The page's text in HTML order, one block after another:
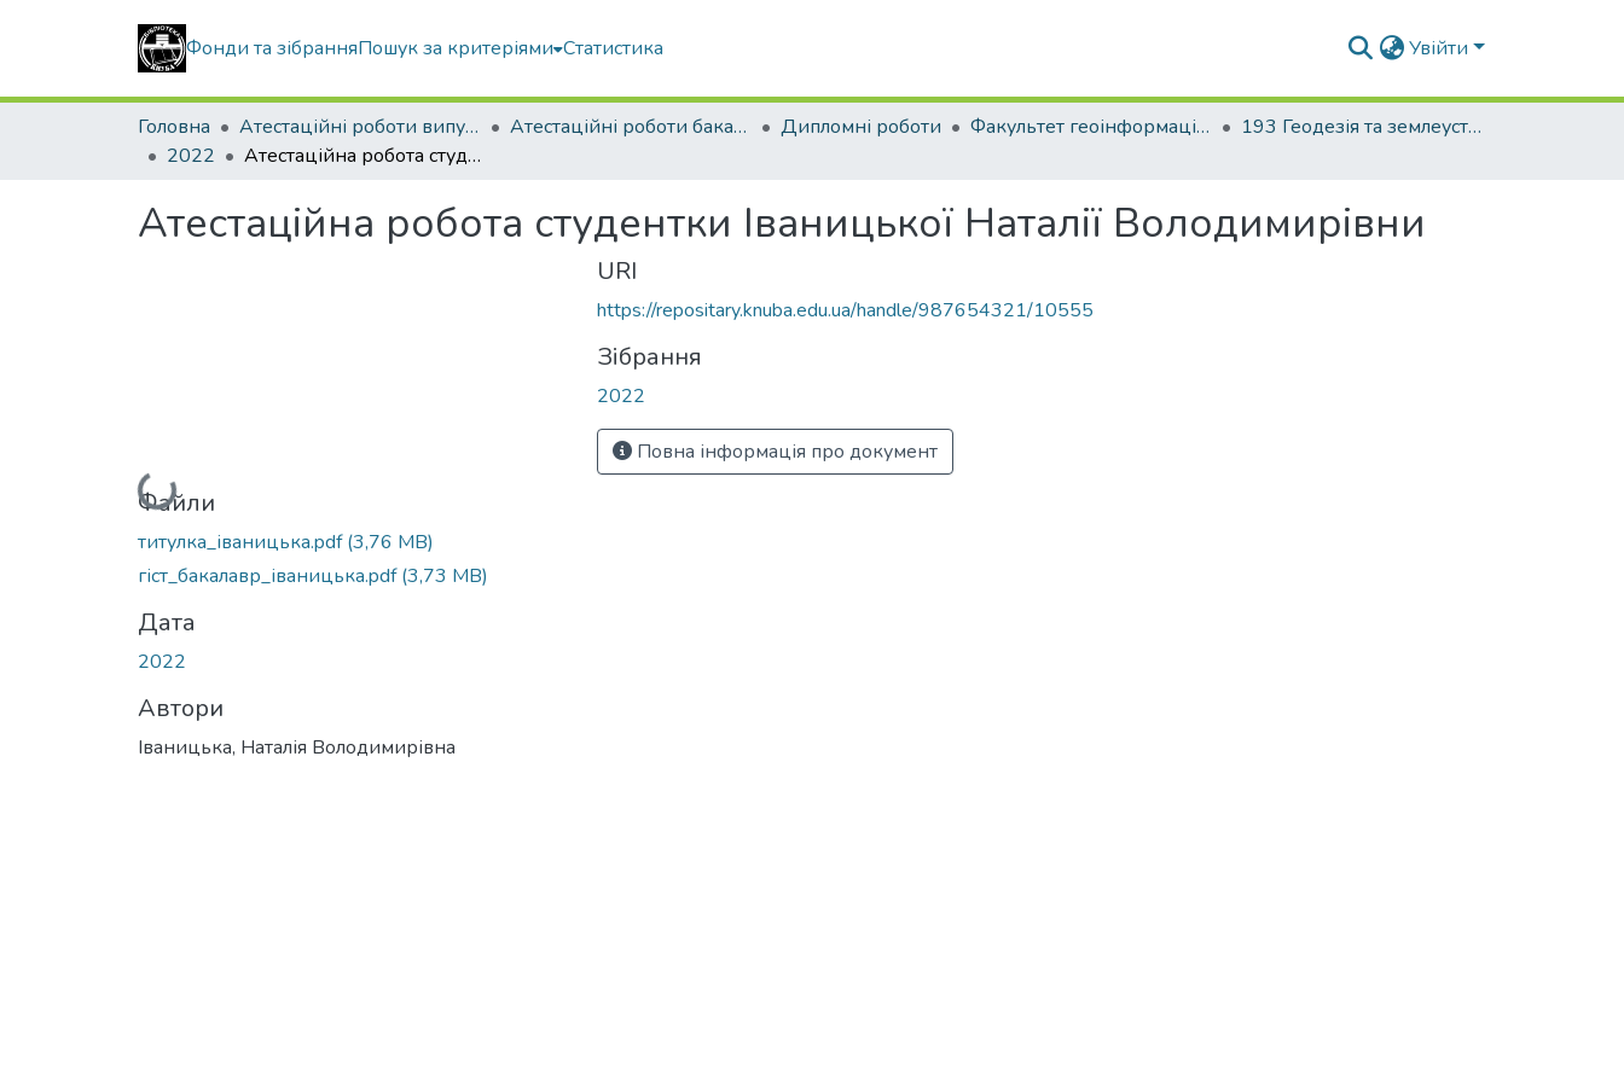
Фонди та зібранняПошук за критеріями Статистика Увійти
Головна Атестаційні роботи випускників Атестаційні роботи бакалаврів Дипломні роботи Факультет геоінформаційних систем та управління територіями
193 Геодезія та землеустрій. Геоінформаційні системи і технології
2022
Атестаційна робота студентки Іваницької Наталії Володимирівни
Атестаційна робота студентки Іваницької Наталії Володимирівни
Вантажиться...
Файли
титулка_іваницька.pdf(3,76 MB)
гіст_бакалавр_іваницька.pdf(3,73 MB)
Дата
2022
Автори
Іваницька, Наталія Володимирівна
URI
https://repositary.knuba.edu.ua/handle/987654321/10555
Зібрання
2022
Повна інформація про документ